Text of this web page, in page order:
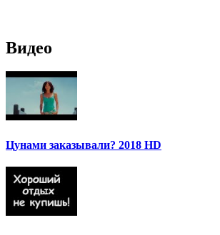
Видео
Цунами заказывали? 2018 HD